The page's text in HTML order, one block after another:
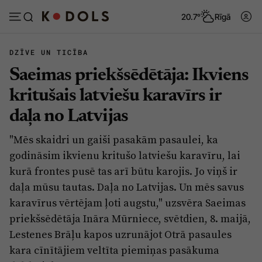
20.7° Rīgā
Abonēt Pieslēgties
Ziņas
Politika
Pašvaldības
Izglītība
Veselība
Ģimene
Vide
Viedokļi
Dzīve un ticība
Ekonomika
Krimināli
Izklaide
Sarunas
DZĪVE UN TICĪBA
Saeimas priekšsēdētāja: Ikviens
kritušais latviešu karavīrs ir
daļa no Latvijas
"Mēs skaidri un gaiši pasakām pasaulei, ka
godināsim ikvienu kritušo latviešu karavīru, lai
kurā frontes pusē tas arī būtu karojis. Jo viņš ir
daļa mūsu tautas. Daļa no Latvijas. Un mēs savus
karavīrus vērtējam ļoti augstu," uzsvēra Saeimas
priekšsēdētāja Ināra Mūrniece, svētdien, 8. maijā,
Lestenes Brāļu kapos uzrunājot Otrā pasaules
kara cīnītājiem veltīta piemiņas pasākuma